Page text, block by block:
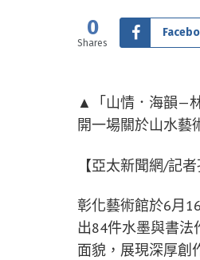
0
Shares
▲「山情．海韻—
開一場關於山水藝
【亞太新聞網/記
彰化藝術館於6月
出84件水墨與書
面貌，展現深厚創